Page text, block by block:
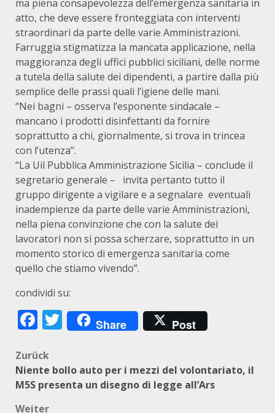
ma piena consapevolezza dell’emergenza sanitaria in
atto, che deve essere fronteggiata con interventi
straordinari da parte delle varie Amministrazioni.
Farruggia stigmatizza la mancata applicazione, nella
maggioranza degli uffici pubblici siciliani, delle norme
a tutela della salute dei dipendenti, a partire dalla più
semplice delle prassi quali l’igiene delle mani.
“Nei bagni – osserva l’esponente sindacale –
mancano i prodotti disinfettanti da fornire
soprattutto a chi, giornalmente, si trova in trincea
con l’utenza”.
“La Uil Pubblica Amministrazione Sicilia – conclude il
segretario generale – invita pertanto tutto il
gruppo dirigente a vigilare e a segnalare eventuali
inadempienze da parte delle varie Amministrazioni,
nella piena convinzione che con la salute dei
lavoratori non si possa scherzare, soprattutto in un
momento storico di emergenza sanitaria come
quello che stiamo vivendo”.
condividi su:
Facebook
Twitter
Share Post
Beitragsnavigation
Zurück
Niente bollo auto per i mezzi del volontariato, il
M5S presenta un disegno di legge all’Ars
Weiter